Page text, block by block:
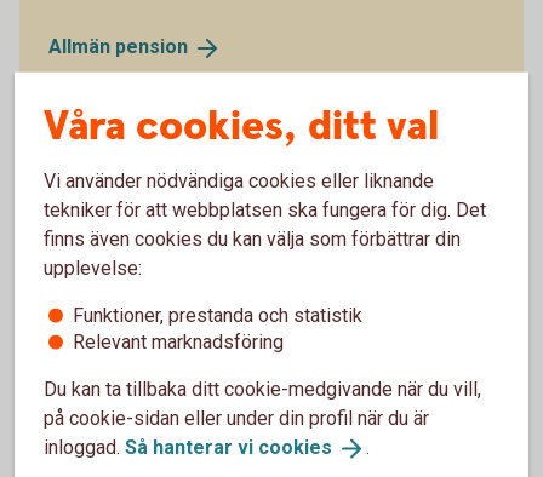
Allmän pension
Fler stöd – Äldreförsörjningsstöd
och bostadstillägg
vissa fall kan få - äldreförsörjningsstödet och
bostadstillägg.
Äldreförsörjningsstödet är ett stöd för dig som har låg
pension eller ingen pension alls. Det kan vara för att du
endast yrkesarbetat en kortare del av ditt liv och haft låg
Våra cookies, ditt val
Vi använder nödvändiga cookies eller liknande
tekniker för att webbplatsen ska fungera för dig. Det
finns även cookies du kan välja som förbättrar din
upplevelse:
Funktioner, prestanda och statistik
Relevant marknadsföring
Du kan ta tillbaka ditt cookie-medgivande när du vill,
på cookie-sidan eller under din profil när du är
inloggad. Så hanterar vi cookies .